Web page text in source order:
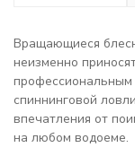
Вращающиеся
неизменно
спиннинговой
впечатления от
на любом водоеме.